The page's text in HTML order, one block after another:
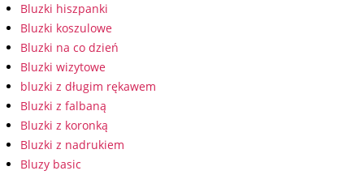
Bluzki hiszpanki
Bluzki koszulowe
Bluzki na co dzień
Bluzki wizytowe
bluzki z długim rękawem
Bluzki z falbaną
Bluzki z koronką
Bluzki z nadrukiem
Bluzy basic